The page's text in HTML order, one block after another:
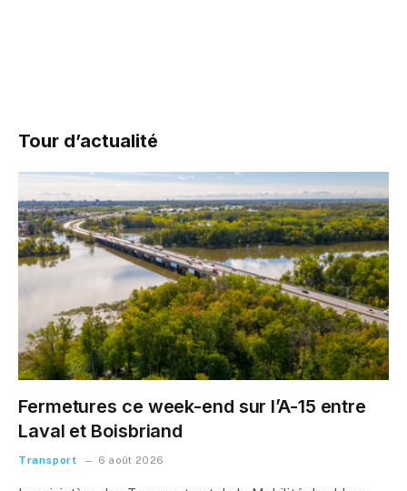
Tour d’actualité
Fermetures ce week-end sur l’A-15 entre
Laval et Boisbriand
Transport 6 août 2026